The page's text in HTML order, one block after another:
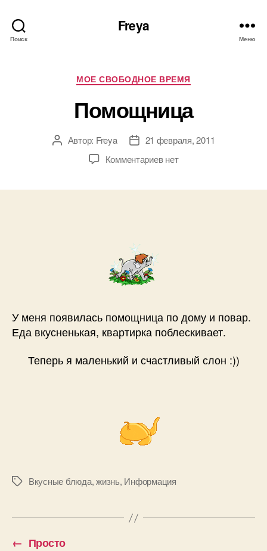
Поиск
Freya
Меню
Рубрики
МОЕ СВОБОДНОЕ ВРЕМЯ
Помощница
АвторАвтор: Freya
Дата21 февраля, 2011
Комментариевк
нет
У меня появилась помощница по дому и повар.
Еда вкусненькая, квартирка поблескивает.
Теперь я маленький и счастливый слон :))
МеткиВкусные блюда,жизнь, Информация
← Просто